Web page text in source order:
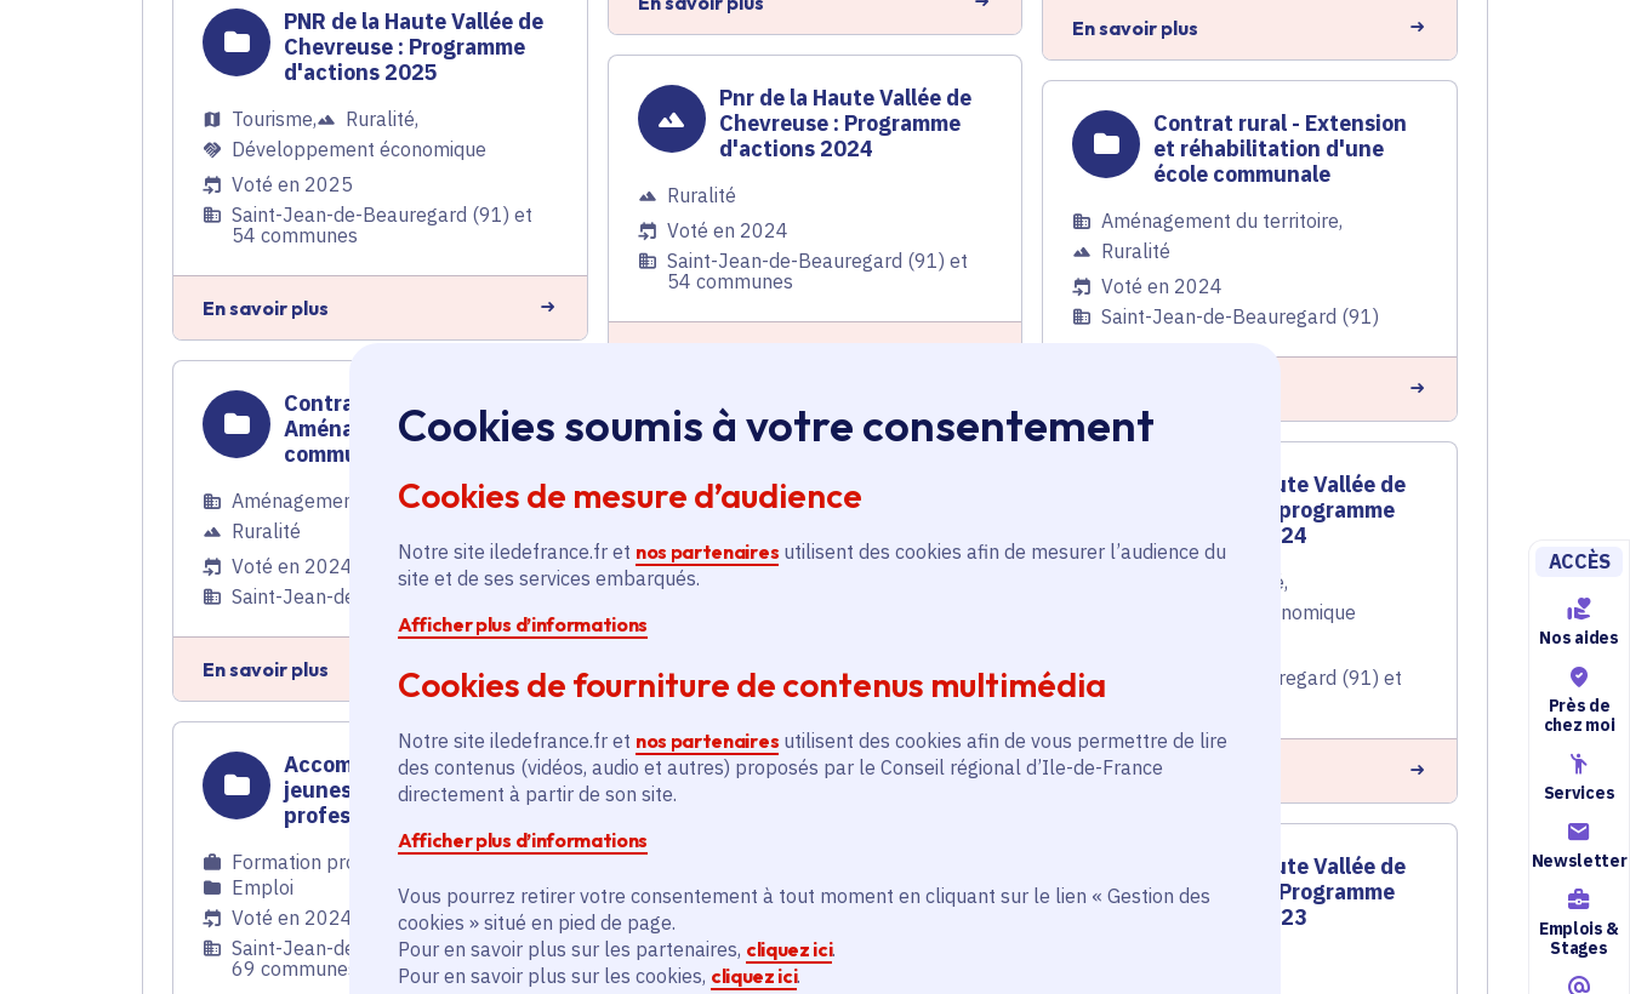
Cookies soumis à votre consentement
Cookies de mesure d’audience
Notre site iledefrance.fr et nos partenaires utilisent des cookies afin de mesurer l’audience du
site et de ses services embarqués.
Afficher plus d’informations
Cookies de fourniture de contenus multimédia
Notre site iledefrance.fr et nos partenaires utilisent des cookies afin de vous permettre de lire
des contenus (vidéos, audio et autres) proposés par le Conseil régional d’Ile-de-France
directement à partir de son site.
Afficher plus d’informations
Vous pourrez retirer votre consentement à tout moment en cliquant sur le lien « Gestion des
cookies » situé en pied de page.
Pour en savoir plus sur les partenaires, cliquez ici.
Pour en savoir plus sur les cookies, cliquez ici.
ACCÈS
Nos aides
Près de
chez moi
Services
Newsletter
Emplois &
Stages
En savoir plus
PNR de la Haute Vallée de
Chevreuse : Programme
d'actions 2025
Tourisme, Ruralité,
Développement économique
Voté en 2025
Saint-Jean-de-Beauregard (91) et
54 communes
En savoir plus
Pnr de la Haute Vallée de
Chevreuse : Programme
d'actions 2024
Ruralité
Voté en 2024
Saint-Jean-de-Beauregard (91) et
54 communes
Contrat rural - Extension
et réhabilitation d'une
école communale
Aménagement du territoire,
Ruralité
Voté en 2024
Saint-Jean-de-Beauregard (91)
Contrat rural -
Aménagement de voiries
communales
Aménagement du territoire,
Ruralité
Voté en 2024
Saint-Jean-de-Beauregard (91)
En savoir plus
Contrat rural - Soutien
de la charte du Parc
Vallée Chevreuse
Saint-Jean-de-Beauregard (91) et
En savoir plus
Pnr de la Haute Vallée de
Chevreuse : programme
d'actions 2024
Ruralité,
Développement économique
Saint-Jean-de-Beauregard (91) et
54 communes
En savoir plus
Accompagnement de 900
jeunes vers la formation
professionnelle
Formation professionnelle,
Emploi
Voté en 2024
Saint-Jean-de-Beauregard (91) et
69 communes
Pnr de la Haute Vallée de
Chevreuse -
Ruralité
Pnr de la Haute Vallée de
Chevreuse : Programme
d'actions 2023